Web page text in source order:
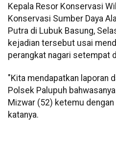
Kepala Resor Konservasi
Konservasi Sumber Daya
Putra di Lubuk Basung,
kejadian tersebut usai
perangkat nagari setempat
"Kita mendapatkan laporan
Polsek Palupuh
Mizwar (52) ketemu
katanya.